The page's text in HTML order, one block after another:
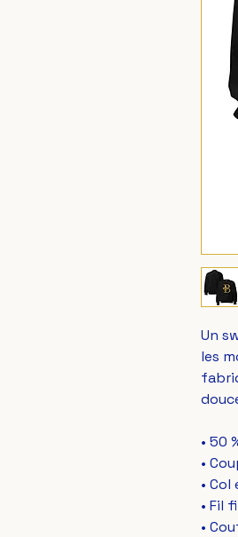
Un
les
• 50
•
•
• Fil
•